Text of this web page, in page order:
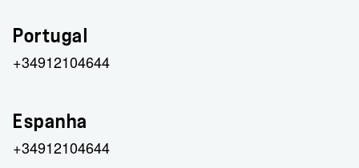
Portugal
+34912104644
Espanha
+34912104644